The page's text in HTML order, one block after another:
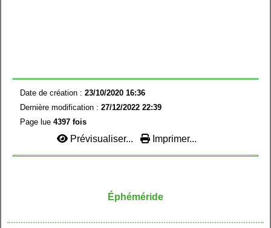
Éphéméride
Date de création : 23/10/2020 16:36
Dernière modification : 27/12/2022 22:39
Page lue 4397 fois
Prévisualiser... Imprimer...